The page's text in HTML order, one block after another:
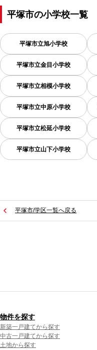
平塚市の小学校一覧
平塚市立旭小学校
平塚市立金目小学校
平塚市立相模小学校
平塚市立中原小学校
平塚市立松延小学校
平塚市立山下小学校
平塚市/学区一覧へ戻る
物件を探す
新築一戸建てから探す
中古一戸建てから探す
土地から探す